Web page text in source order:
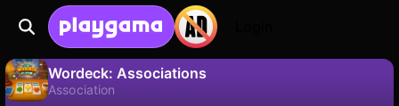
Wordeck: Associations
Association